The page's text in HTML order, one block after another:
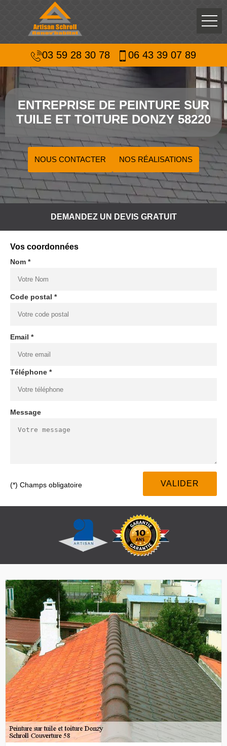
03 59 28 30 78 06 43 39 07 89
ENTREPRISE DE PEINTURE SUR
TUILE ET TOITURE DONZY 58220
NOUS CONTACTER NOS RÉALISATIONS
DEMANDEZ UN DEVIS GRATUIT
Vos coordonnées
Nom *
Code postal *
Email *
Téléphone *
Message
(*) Champs obligatoire